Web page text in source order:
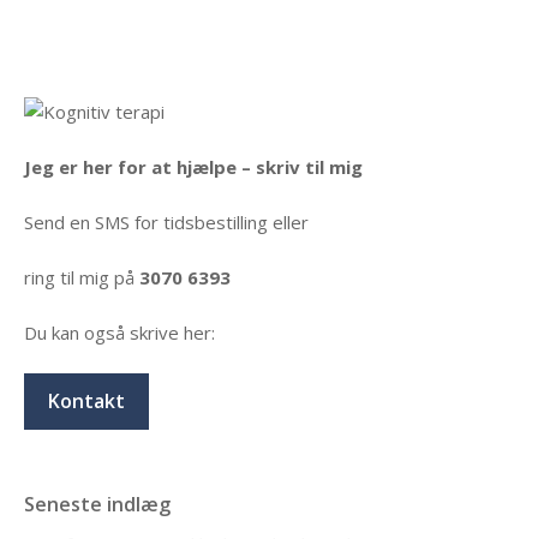
Jeg er her for at hjælpe – skriv til mig
Send en SMS for tidsbestilling eller
ring til mig på 3070 6393
Du kan også skrive her:
Kontakt
Seneste indlæg